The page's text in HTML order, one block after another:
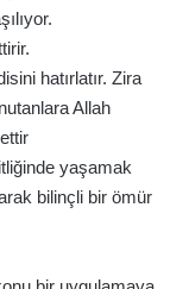
hatırlatır. Zira
Allah
yaşamak
bilinçli bir ömür